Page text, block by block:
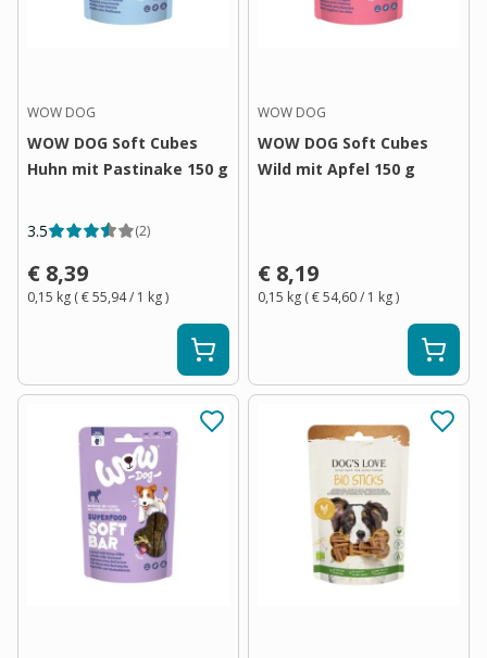
WOW DOG
WOW DOG Soft Cubes
Huhn mit Pastinake 150 g
3.5 (2)
€ 8,39
0,15 kg (€ 55,94/ 1 kg)
WOW DOG
WOW DOG Soft Cubes
Wild mit Apfel 150 g
€ 8,19
0,15 kg (€ 54,60/ 1 kg)